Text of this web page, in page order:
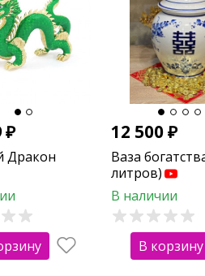
₽
Дракон
12 500₽
Ваза
литров)
В наличии
В корзину